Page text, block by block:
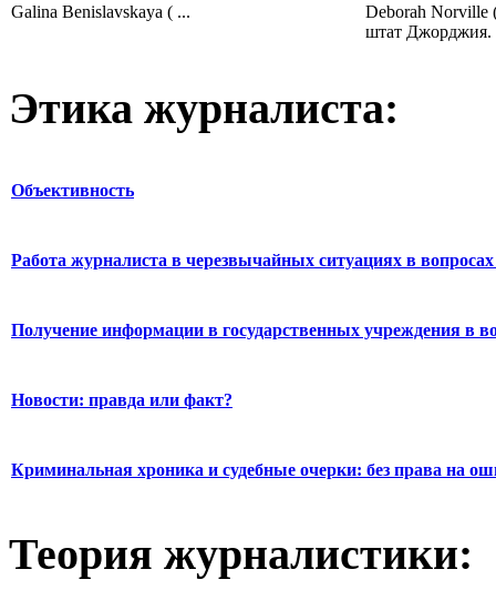
Galina Benislavskaya ( ...
Deborah Norville
штат
Этика журналиста:
Объективность
Работа журналиста в черезвычайных ситуациях в вопросах
Получение информации в государственных учреждения в
Новости: правда или факт?
Криминальная хроника и судебные очерки: без права на
Теория журналистики: